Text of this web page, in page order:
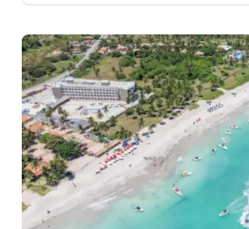
matéria com todas as dicas de
a que diz respeito ao […]